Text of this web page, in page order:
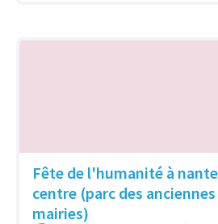
Fête de l'humanité à
centre (parc des anciennes
mairies)